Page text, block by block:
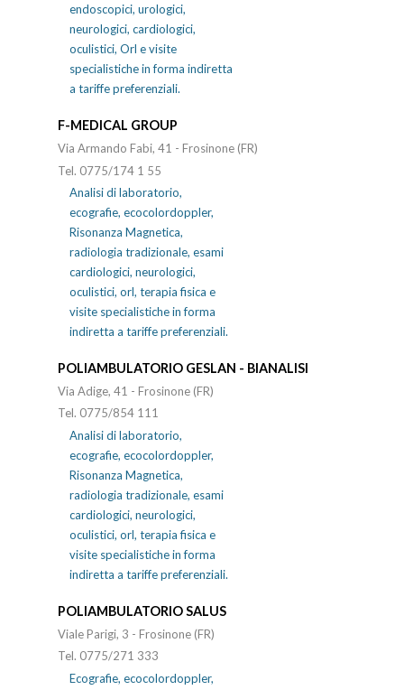
endoscopici, urologici,
neurologici, cardiologici,
oculistici, Orl e visite
specialistiche in forma indiretta
a tariffe preferenziali.
F-MEDICAL GROUP
Via Armando Fabi, 41 - Frosinone (FR)
Tel. 0775/174 1 55
Analisi di laboratorio,
ecografie, ecocolordoppler,
Risonanza Magnetica,
radiologia tradizionale, esami
cardiologici, neurologici,
oculistici, orl, terapia fisica e
visite specialistiche in forma
indiretta a tariffe preferenziali.
POLIAMBULATORIO GESLAN - BIANALISI
Via Adige, 41 - Frosinone (FR)
Tel. 0775/854 111
Analisi di laboratorio,
ecografie, ecocolordoppler,
Risonanza Magnetica,
radiologia tradizionale, esami
cardiologici, neurologici,
oculistici, orl, terapia fisica e
visite specialistiche in forma
indiretta a tariffe preferenziali.
POLIAMBULATORIO SALUS
Viale Parigi, 3 - Frosinone (FR)
Tel. 0775/271 333
Ecografie, ecocolordoppler,